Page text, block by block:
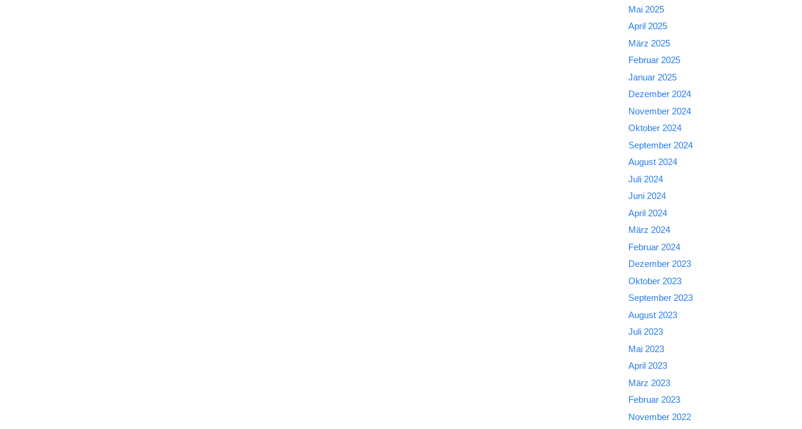
Mai 2025
April 2025
März 2025
Februar 2025
Januar 2025
Dezember 2024
November 2024
Oktober 2024
September 2024
August 2024
Juli 2024
Juni 2024
April 2024
März 2024
Februar 2024
Dezember 2023
Oktober 2023
September 2023
August 2023
Juli 2023
Mai 2023
April 2023
März 2023
Februar 2023
November 2022